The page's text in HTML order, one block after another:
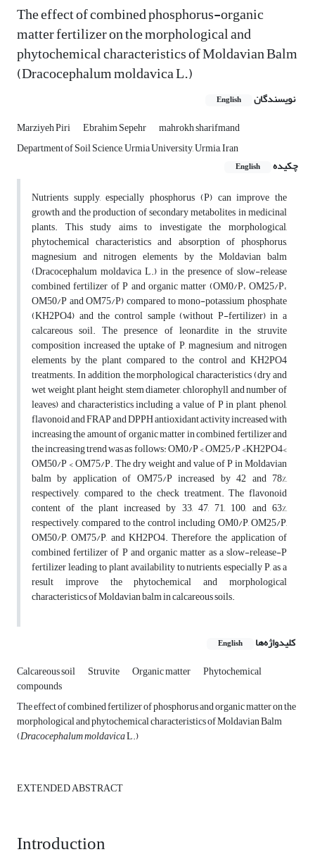
The effect of combined phosphorus-organic
matter fertilizer on the morphological and
phytochemical characteristics of Moldavian Balm
(Dracocephalum moldavica L.)
نویسندگان English
Marziyeh Piri Ebrahim Sepehr
mahrokh sharifmand
Department of Soil Science, Urmia University, Urmia, Iran
چکیده
English
Nutrients supply, especially phosphorus (P) can improve the
growth and the production of secondary metabolites in medicinal
plants. This study aims to investigate the morphological,
phytochemical characteristics and absorption of phosphorus,
magnesium and nitrogen elements by the Moldavian balm
(Dracocephalum moldavica L.) in the presence of slow-release
combined fertilizer of P and organic matter (OM0/P، OM25/P،
OM50/P and OM75/P) compared to mono-potassium phosphate
(KH2PO4) and the control sample (without P-fertilizer) in a
calcareous soil. The presence of leonardite in the struvite
composition increased the uptake of P, magnesium and nitrogen
elements by the plant compared to the control and KH2PO4
treatments. In addition, the morphological characteristics (dry and
wet weight, plant height, stem diameter, chlorophyll and number of
leaves) and characteristics including a value of P in plant, phenol,
flavonoid and FRAP and DPPH antioxidant activity increased with
increasing the amount of organic matter in combined fertilizer and
the increasing trend was as follows: OM0/P < OM25/P <KH2PO4<
OM50/P < OM75/P. The dry weight and value of P in Moldavian
balm by application of OM75/P increased by 42 and 78%,
respectively, compared to the check treatment. The flavonoid
content of the plant increased by 33, 47, 71, 100, and 63%,
respectively, compared to the control including OM0/P, OM25/P,
OM50/P, OM75/P, and KH2PO4. Therefore, the application of
combined fertilizer of P and organic matter as a slow-release-P
fertilizer leading to plant availability to nutrients, especially P, as a
result improve the phytochemical and morphological
characteristics of Moldavian balm in calcareous soils.
کلیدواژه‌ها English
Calcareous soil Struvite Organic matter Phytochemical
compounds
The effect of combined fertilizer of phosphorus and organic matter on the
morphological and phytochemical characteristics of Moldavian Balm
(Dracocephalum moldavicaL.)
EXTENDED ABSTRACT
Introduction